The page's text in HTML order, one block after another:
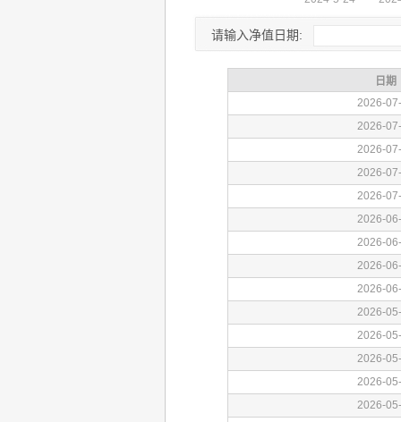
请输入净值日期: